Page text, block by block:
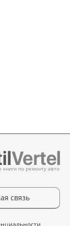
книги по ремонту авто
связь